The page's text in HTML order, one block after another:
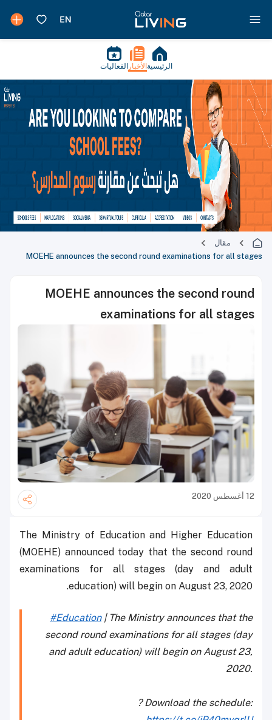
الرئيسية الأخبار الفعاليات
مقال
MOEHE announces the second round examinations for all stages
MOEHE announces the second round
examinations for all stages
12 أغسطس 2020
The Ministry of Education and Higher Education
(MOEHE) announced today that the second round
examinations for all stages (day and adult
education) will begin on August 23, 2020.
#Education| The Ministry announces that the
second round examinations for all stages (day
and adult education) will begin on August 23,
2020.
? Download the schedule: